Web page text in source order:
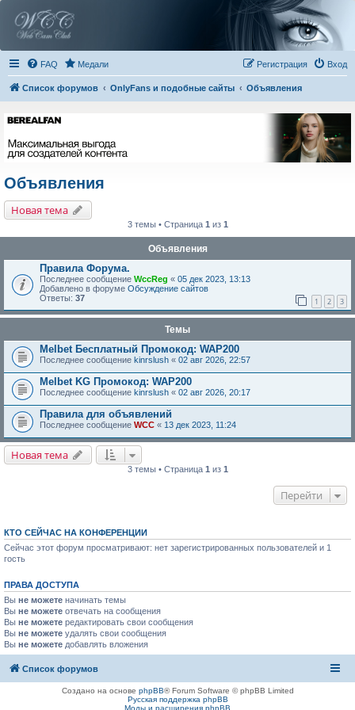
FAQ Медали Вход
Регистрация
Список форумов OnlyFans и подобные сайты Объявления
Объявления
Новая тема
3 темы • Страница 1 из 1
Объявления
Правила Форума.
Последнее сообщение WccReg « 05 дек 2023, 13:13
Добавлено в форуме Обсуждение сайтов
Ответы: 37 1 2 3
Темы
Melbet Бесплатный Промокод: WAP200
Последнее сообщение kinrslush « 02 авг 2026, 22:57
Melbet KG Промокод: WAP200
Последнее сообщение kinrslush « 02 авг 2026, 20:17
Правила для объявлений
Последнее сообщение WCC « 13 дек 2023, 11:24
Новая тема
3 темы • Страница 1из 1
Перейти
КТО СЕЙЧАС НА КОНФЕРЕНЦИИ
Сейчас этот форум просматривают: нет зарегистрированных пользователей и 1
гость
ПРАВА ДОСТУПА
Вы не можете начинать темы
Вы не можете отвечать на сообщения
Вы не можете редактировать свои сообщения
Вы не можете удалять свои сообщения
Вы не можете добавлять вложения
Список форумов
Создано на основе phpBB® Forum Software © phpBB Limited
Русская поддержка phpBB
Моды и расширения phpBB